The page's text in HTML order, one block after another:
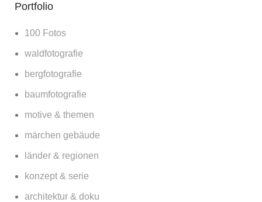
Portfolio
100 Fotos
waldfotografie
bergfotografie
baumfotografie
motive & themen
märchen gebäude
länder & regionen
konzept & serie
architektur & doku